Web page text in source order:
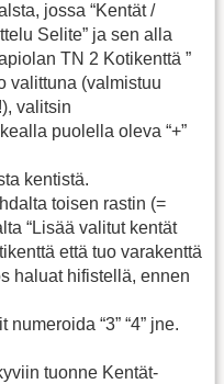
jossa “Kentät /
Selite” ja sen alla
TN 2 Kotikenttä ”
valittuna (valmistuu
valitsin
puolella oleva “+”
kentistä.
toisen rastin (=
“Lisää valitut kentät
että tuo varakenttä
haluat hifistellä, ennen
numeroida “3” “4” jne.
tuonne Kentät-